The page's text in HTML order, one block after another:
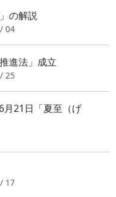
の解説
04
進法」成立
25
21日「夏至（げ
17